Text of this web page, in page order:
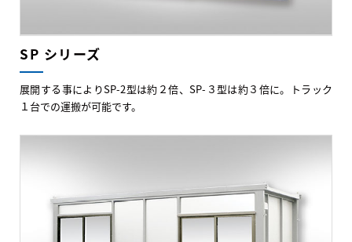
SP シリーズ
展開する事によりSP-2型は約２倍、SP-３型は約３倍に。トラック
１台での運搬が可能です。